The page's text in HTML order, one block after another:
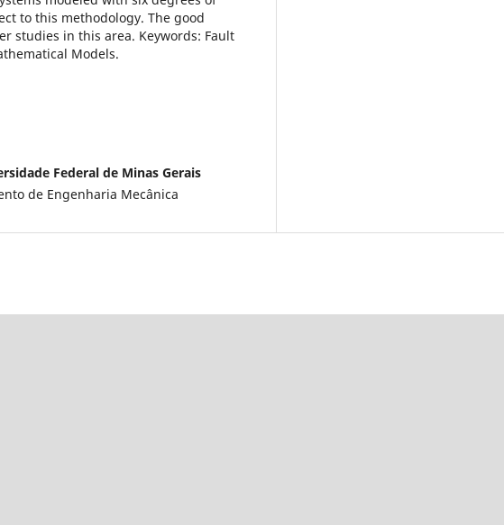
to this methodology. The good
studies in this area. Keywords: Fault
Models.
Federal de Minas Gerais
de Engenharia Mecânica